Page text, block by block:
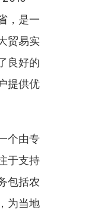
，是一
贸易实
良好的
提供优
个由专
于支持
包括农
为当地